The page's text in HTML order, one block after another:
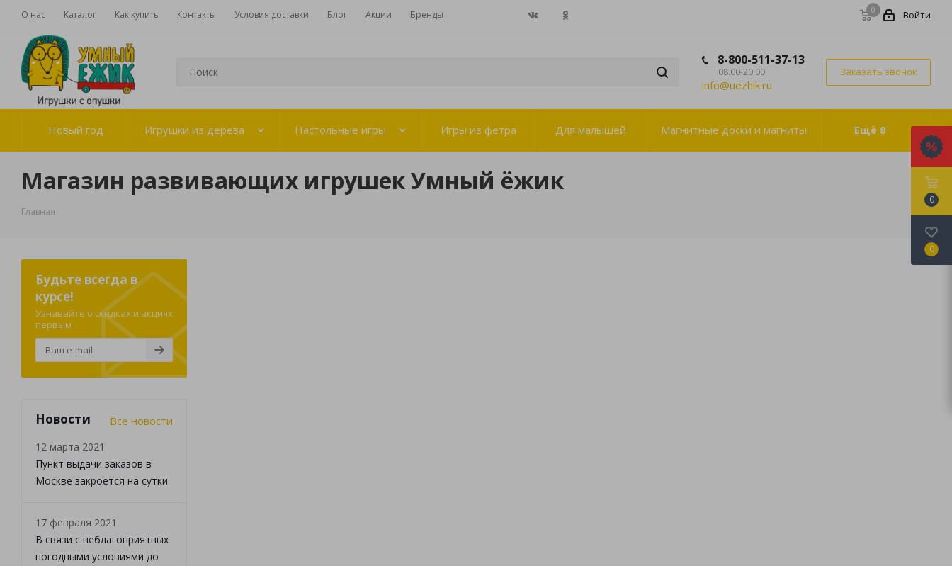
О нас Каталог Как купить Контакты Условия доставки Блог Акции Бренды 0 Войти
8-800-511-37-13
08.00-20.00
info@uezhik.ru
Заказать звонок
Новый год Игрушки из дерева Настольные игры Игры из фетра Для малышей Магнитные доски и магниты Ещё 8
Магазин развивающих игрушек Умный ёжик
Главная
Будьте всегда в
курсе!
Узнавайте о скидках и акциях
первым
Новости Все новости
12 марта 2021
Пункт выдачи заказов в
Москве закроется на сутки
17 февраля 2021
В связи с неблагоприятных
погодными условиями до
0
0